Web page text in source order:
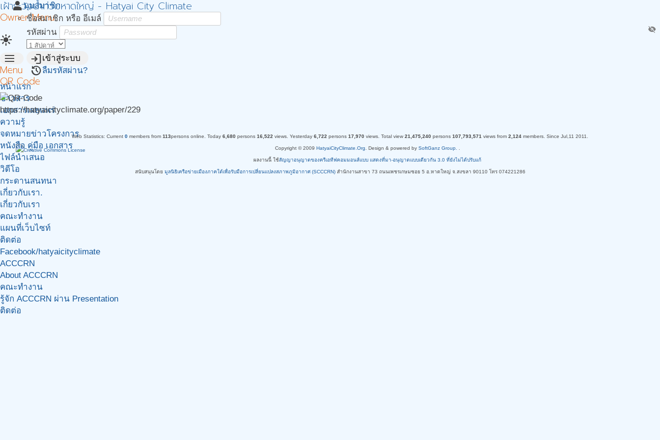
เฝ้าระวังน้ำท่วมหาดใหญ่ - Hatyai City Climate
Owner Menu
light_mode
personมุมสมาชิก
ชื่อสมาชิก หรือ อีเมล์
รหัสผ่าน
visibility_off
loginเข้าสู่ระบบ
restoreลืมรหัสผ่าน?
menu
Menu
หน้าแรก
ข่าวสาร
เอกสารเผยแพร่
ความรู้
จดหมายข่าวโครงการ
หนังสือ คู่มือ เอกสาร
ไฟล์นำเสนอ
วิดีโอ
กระดานสนทนา
เกี่ยวกับเรา.
เกี่ยวกับเรา
คณะทำงาน
แผนที่เว็บไซท์
ติดต่อ
Facebook/hatyaicityclimate
ACCCRN
About ACCCRN
คณะทำงาน
รู้จัก ACCCRN ผ่าน Presentation
ติดต่อ
QR Code
https://hatyaicityclimate.org/paper/229
Web Statistics: Current 0 members from 113persons online. Today 6,680 persons 16,522 views. Yesterday 6,722 persons 17,970 views. Total view 21,475,240 persons 107,793,571 views from 2,124 members. Since Jul,11 2011.
Copyright © 2009 HatyaiCityClimate.Org . Design & powered by SoftGanz Group.
ผลงานนี้ ใช้สัญญาอนุญาตของครีเอทีฟคอมมอนส์แบบ แสดงที่มา-อนุญาตแบบเดียวกัน 3.0 ที่ยังไม่ได้ปรับแก้
สนับสนุนโดย มูลนิธิเครือข่ายเมืองภาคใต้เพื่อรับมือการเปลี่ยนแปลงสภาพภูมิอากาศ (SCCCRN)สำนักงานสาขา 73 ถนนเพชรเกษมซอย 5 อ.หาดใหญ่ จ.สงขลา 90110 โทร 074221286